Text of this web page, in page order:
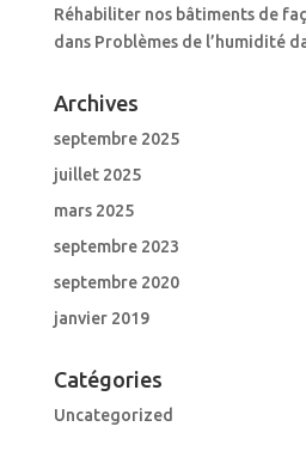
Réhabiliter nos bâtiments de
dans Problèmes de l’humidité
Archives
septembre 2025
juillet 2025
mars 2025
septembre 2023
septembre 2020
janvier 2019
Catégories
Uncategorized